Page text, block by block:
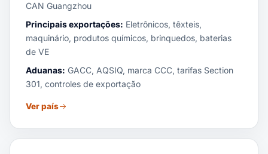
CAN Guangzhou
Principais exportações: Eletrônicos, têxteis,
maquinário, produtos químicos, brinquedos, baterias
de VE
Aduanas: GACC, AQSIQ, marca CCC, tarifas Section
301, controles de exportação
Ver país